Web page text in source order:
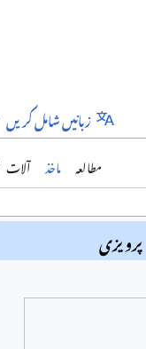
زبانیں شامل کریں
مطالعہ ماخذ آلات
پرویزی